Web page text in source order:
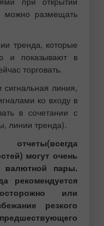
можно размещать
тренда, которые
и показывают в
торговать.
линия,
ко входу в
в сочетании с
линии тренда).
могут очень
пары.
рекомендуется
или
резкого